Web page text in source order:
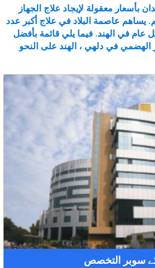
بأسعار معقولة لإيجاد علاج الجهاز
عاصمة البلاد في علاج أكبر عدد
عام في الهند. فيما يلي قائمة بأفضل
الهضمي في دلهي ، الهند على النحو
سوبر التخصص